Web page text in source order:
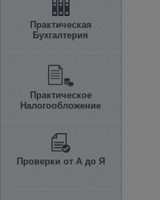
Практическая
Бухгалтерия
Практическое
Налогообложение
Проверки от А до Я